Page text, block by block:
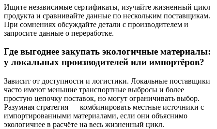
Ищите независимые сертификаты, изучайте жизненный цикл
продукта и сравнивайте данные по нескольким поставщикам.
При сомнениях обсуждайте детали с производителем и
запросите данные о переработке.
Где выгоднее закупать экологичные материалы:
у локальных производителей или импортёров?
Зависит от доступности и логистики. Локальные поставщики
часто имеют меньшие транспортные выбросы и более
простую цепочку поставок, но могут ограничивать выбор.
Разумная стратегия — комбинировать местные источники с
импортированными материалами, если они объяснимо
экологичнее в расчёте на весь жизненный цикл.